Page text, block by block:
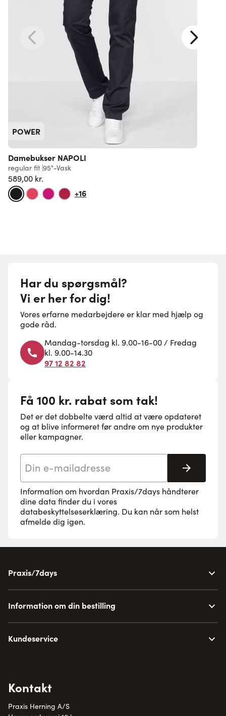
POWER
Damebukser NAPOLI
regular fit 95°-Vask
589,00 kr.
+16
Har du spørgsmål?
Vi er her for dig!
Vores erfarne medarbejdere er klar med hjælp og
gode råd.
Mandag-torsdag kl. 9.00-16-00 / Fredag
kl. 9.00-14.30
97 12 82 82
Få 100 kr. rabat som tak!
Det er det dobbelte værd altid at være opdateret
og at blive informeret før andre om nye produkter
eller kampagner.
Tilmeld
Information om hvordan Praxis/7days håndterer
dine data finder du i vores
databeskyttelseserklæring. Du kan når som helst
afmelde dig igen.
Praxis/7days
Information om din bestilling
Kundeservice
Kontakt
Praxis Herning A/S